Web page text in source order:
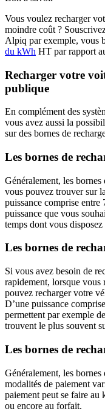
Vous voulez recharger
moindre coût ?
Alpiq par exemple, vous
du kWh HT par rapport
Recharger votre
publique
En complément des
vous avez aussi la
sur des bornes de
Les bornes de
Généralement, les bornes
vous pouvez trouver sur
puissance comprise entre
puissance que vous
temps dont vous
Les bornes de
Si vous avez besoin de
rapidement, lorsque vous
pouvez recharger votre
D’une puissance
permettent par exemple
trouvent le plus souvent
Les bornes de
Généralement, les bornes
modalités de paiement
paiement peut se faire au
ou encore au forfait.